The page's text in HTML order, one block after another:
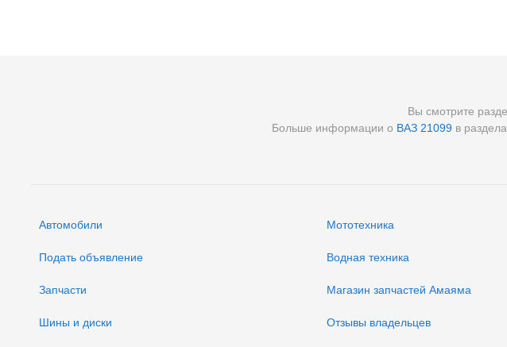
Вы смотрите
Больше информации о ВАЗ 21099 в
Автомобили
Подать объявление
Запчасти
Шины и диски
Мототехника
Водная техника
Магазин запчастей Амаяма
Отзывы владельцев